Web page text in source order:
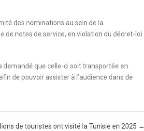
des nominations au sein de la
de notes de service, en violation du décret-loi
demandé que celle-ci soit transportée en
de pouvoir assister à l’audience dans de
de touristes ont visité la Tunisie en 2025 →